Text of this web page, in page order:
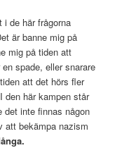
de här frågorna
är banne mig på
mig på tiden att
spade, eller snarare
att det hörs fler
den här kampen står
det inte finnas någon
att bekämpa nazism